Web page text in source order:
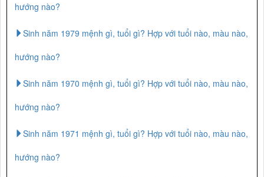
hướng nào?
Sinh năm 1979 mệnh gì, tuổi gì? Hợp với tuổi nào, màu nào,
hướng nào?
Sinh năm 1970 mệnh gì, tuổi gì? Hợp với tuổi nào, màu nào,
hướng nào?
Sinh năm 1971 mệnh gì, tuổi gì? Hợp với tuổi nào, màu nào,
hướng nào?